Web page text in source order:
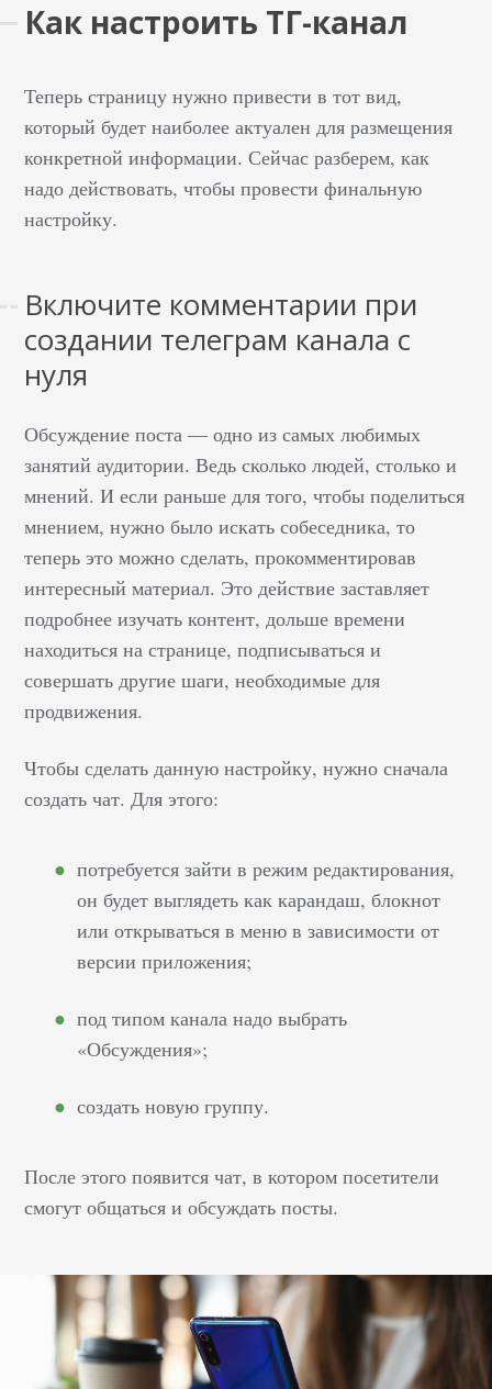
Как настроить ТГ-канал
Теперь страницу нужно привести в тот вид,
который будет наиболее актуален для размещения
конкретной информации. Сейчас разберем, как
надо действовать, чтобы провести финальную
настройку.
Включите комментарии при
создании телеграм канала с
нуля
Обсуждение поста — одно из самых любимых
занятий аудитории. Ведь сколько людей, столько и
мнений. И если раньше для того, чтобы поделиться
мнением, нужно было искать собеседника, то
теперь это можно сделать, прокомментировав
интересный материал. Это действие заставляет
подробнее изучать контент, дольше времени
находиться на странице, подписываться и
совершать другие шаги, необходимые для
продвижения.
Чтобы сделать данную настройку, нужно сначала
создать чат. Для этого:
потребуется зайти в режим редактирования,
он будет выглядеть как карандаш, блокнот
или открываться в меню в зависимости от
версии приложения;
под типом канала надо выбрать
«Обсуждения»;
создать новую группу.
После этого появится чат, в котором посетители
смогут общаться и обсуждать посты.